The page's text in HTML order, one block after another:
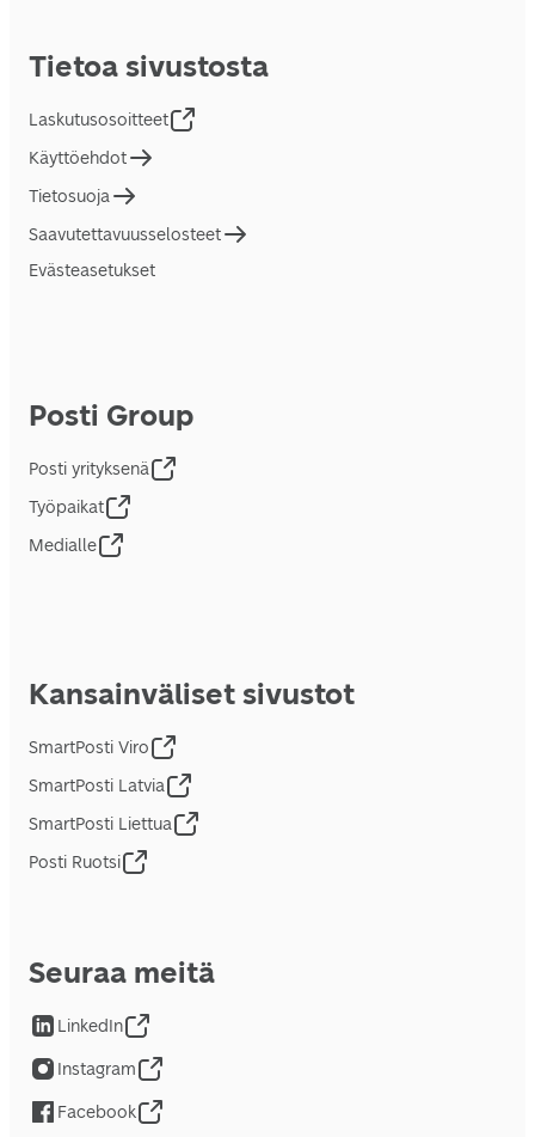
Tietoa sivustosta
Laskutusosoitteet
Käyttöehdot
Tietosuoja
Saavutettavuusselosteet
Evästeasetukset
Posti Group
Posti yrityksenä
Työpaikat
Medialle
Kansainväliset sivustot
SmartPosti Viro
SmartPosti Latvia
SmartPosti Liettua
Posti Ruotsi
Seuraa meitä
LinkedIn
Instagram
Facebook